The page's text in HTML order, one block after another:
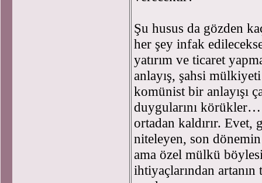
Şu husus da gözden
her şey infak
yatırım ve ticaret
anlayış, şahsi
komünist bir anlayışı
duygularını körükler…
ortadan kaldırır. Evet,
niteleyen, son
ama özel mülkü
ihtiyaçlarından